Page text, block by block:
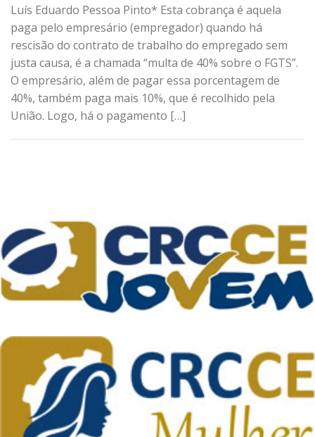
Luís Eduardo Pessoa Pinto* Esta cobrança é aquela
paga pelo empresário (empregador) quando há
rescisão do contrato de trabalho do empregado sem
justa causa, é a chamada “multa de 40% sobre o FGTS”.
O empresário, além de pagar essa porcentagem de
40%, também paga mais 10%, que é recolhido pela
União. Logo, há o pagamento […]